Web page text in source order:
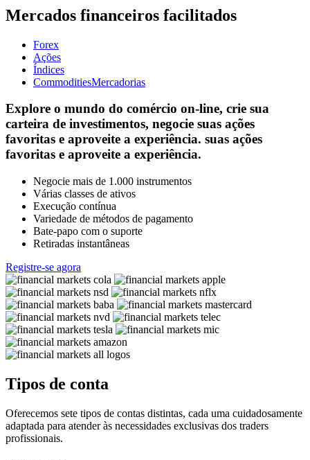
Mercados financeiros facilitados
Forex
Ações
Índices
CommoditiesMercadorias
Explore o mundo do comércio on-line, crie sua
carteira de investimentos, negocie suas ações
favoritas e aproveite a experiência. suas ações
favoritas e aproveite a experiência.
Negocie mais de 1.000 instrumentos
Várias classes de ativos
Execução contínua
Variedade de métodos de pagamento
Bate-papo com o suporte
Retiradas instantâneas
Registre-se agora
Tipos de conta
Oferecemos sete tipos de contas distintas, cada uma cuidadosamente
adaptada para atender às necessidades exclusivas dos traders
profissionais.